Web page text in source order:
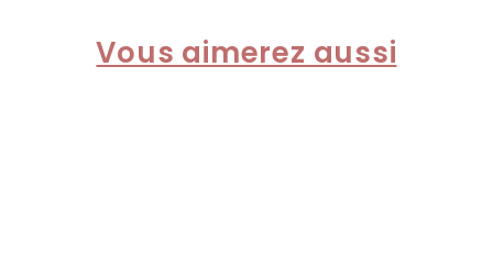
Vous aimerez aussi